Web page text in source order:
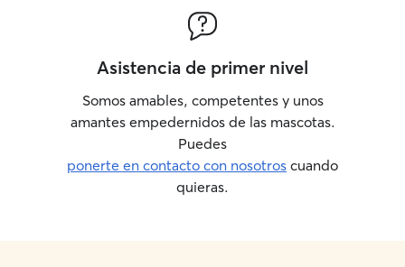
Asistencia de primer nivel
Somos amables, competentes y unos
amantes empedernidos de las mascotas.
Puedes
ponerte en contacto con nosotros cuando
quieras.